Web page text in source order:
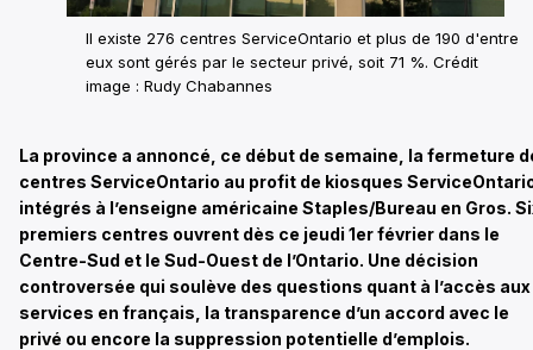
Il existe 276 centres ServiceOntario et plus de 190 d'entre
eux sont gérés par le secteur privé, soit 71 %. Crédit
image : Rudy Chabannes
La province a annoncé, ce début de semaine, la fermeture
centres ServiceOntario au profit de kiosques
intégrés à l’enseigne américaine Staples/Bureau en Gros.
premiers centres ouvrent dès ce jeudi 1er février dans le
Centre-Sud et le Sud-Ouest de l’Ontario. Une décision
controversée qui soulève des questions quant à l’accès aux
services en français, la transparence d’un accord avec le
privé ou encore la suppression potentielle d’emplois.